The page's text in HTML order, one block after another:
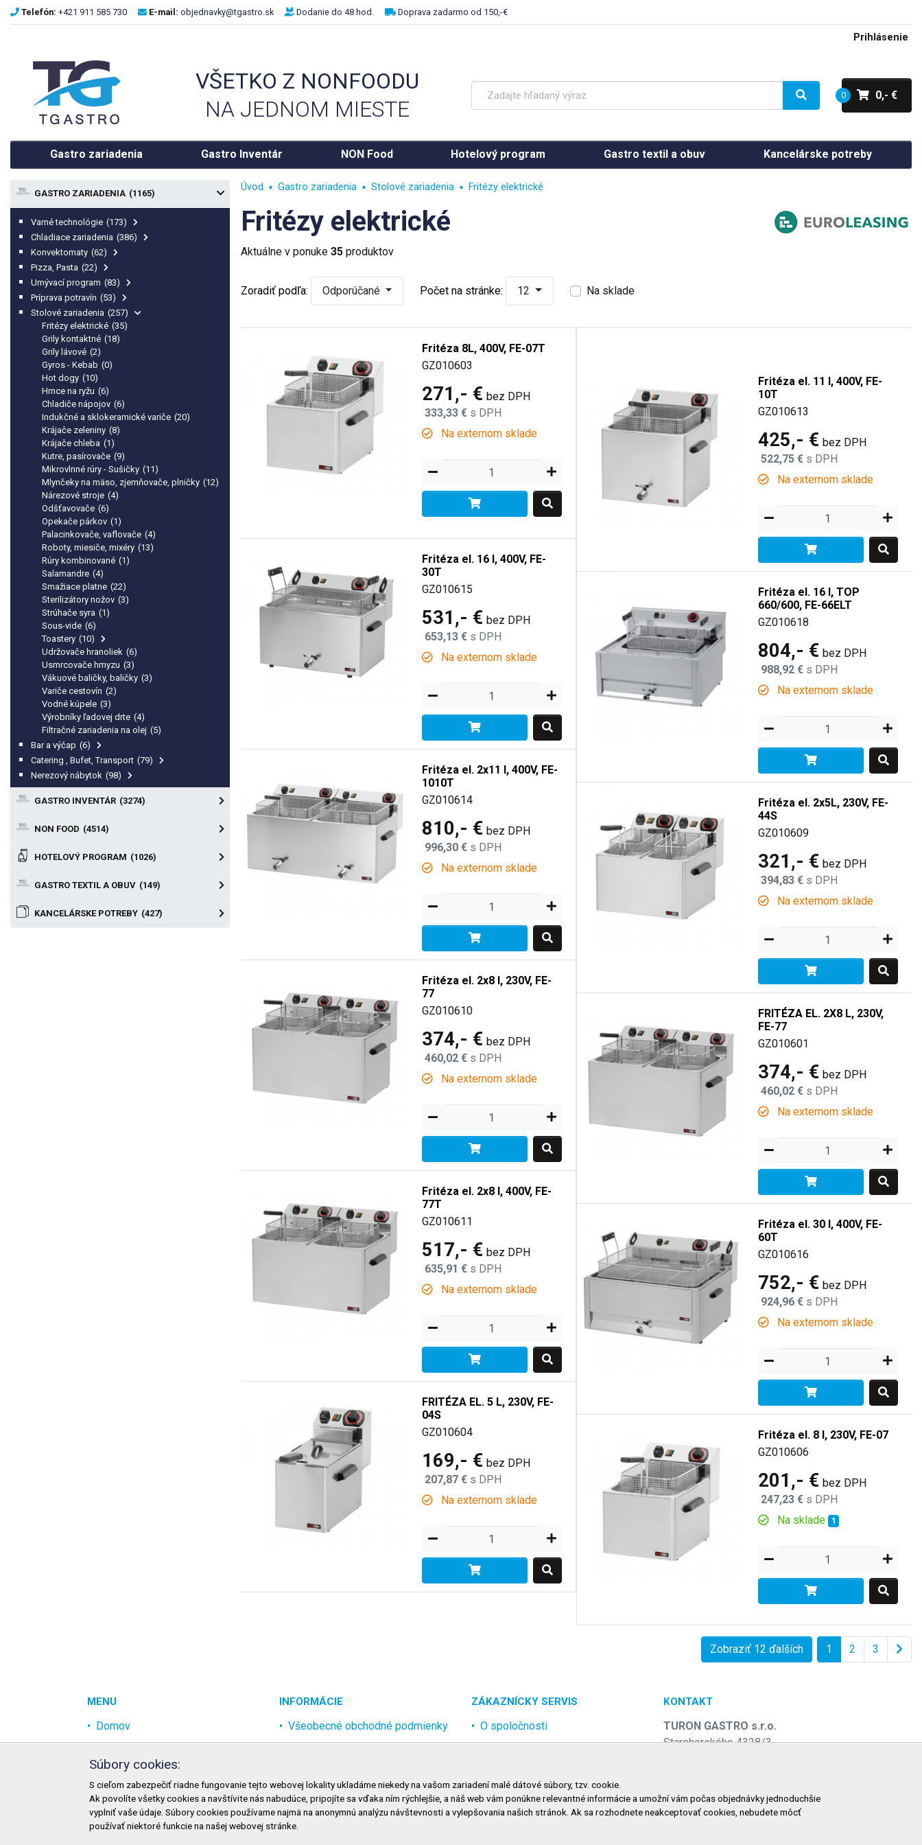
Telefón: +421 911 585 730 E-mail: objednavky@tgastro.sk Dodanie do 48 hod. Doprava zadarmo od 150,-€
Prihlásenie
VŠETKO Z NONFOODU
NA JEDNOM MIESTE
0 0,- €
Gastro zariadenia Gastro Inventár NON Food Hotelový program Gastro textil a obuv Kancelárske potreby
GASTRO ZARIADENIA (1165)
Varné technológie (173)
Chladiace zariadenia (386)
Konvektomaty (62)
Pizza, Pasta (22)
Umývací program (83)
Príprava potravín (53)
Stolové zariadenia (257)
Fritézy elektrické (35)
Grily kontaktné (18)
Grily lávové (2)
Gyros - Kebab (0)
Hot dogy (10)
Hrnce na ryžu (6)
Chladiče nápojov (6)
Indukčné a sklokeramické variče (20)
Krájače zeleniny (8)
Krájače chleba (1)
Kutre, pasírovače (9)
Mikrovlnné rúry - Sušičky (11)
Mlynčeky na mäso, zjemňovače, plničky (12)
Nárezové stroje (4)
Odšťavovače (6)
Opekače párkov (1)
Palacinkovače, vaflovače (4)
Roboty, miesiče, mixéry (13)
Rúry kombinované (1)
Salamandre (4)
Smažiace platne (22)
Sterilizátory nožov (3)
Strúhače syra (1)
Sous-vide (6)
Toastery (10)
Udržovače hranoliek (6)
Usmrcovače hmyzu (3)
Vákuové baličky, baličky (3)
Variče cestovín (2)
Vodné kúpele (3)
Výrobníky ľadovej drte (4)
Filtračné zariadenia na olej (5)
Bar a výčap (6)
Catering , Bufet, Transport (79)
Nerezový nábytok (98)
GASTRO INVENTÁR (3274)
NON FOOD (4514)
HOTELOVÝ PROGRAM (1026)
GASTRO TEXTIL A OBUV (149)
KANCELÁRSKE POTREBY (427)
Úvod Gastro zariadenia Stolové zariadenia Fritézy elektrické
Fritézy elektrické
Aktuálne v ponuke 35produktov
Zoradiť podľa: Odporúčané Počet na stránke: 12 Na sklade
Fritéza 8L, 400V, FE-07T
GZ010603
271,- € bez DPH
333,33 € s DPH
Na externom sklade
Fritéza el. 11 l, 400V, FE-
10T
GZ010613
425,- € bez DPH
522,75 € s DPH
Na externom sklade
Fritéza el. 16 l, 400V, FE-
30T
GZ010615
531,- € bez DPH
653,13 € s DPH
Na externom sklade
Fritéza el. 16 l, TOP
660/600, FE-66ELT
GZ010618
804,- € bez DPH
988,92 € s DPH
Na externom sklade
Fritéza el. 2x11 l, 400V, FE-
1010T
GZ010614
810,- € bez DPH
996,30 € s DPH
Na externom sklade
Fritéza el. 2x5L, 230V, FE-
44S
GZ010609
321,- € bez DPH
394,83 € s DPH
Na externom sklade
Fritéza el. 2x8 l, 230V, FE-
77
GZ010610
374,- € bez DPH
460,02 € s DPH
Na externom sklade
FRITÉZA EL. 2X8 L, 230V,
FE-77
GZ010601
374,- € bez DPH
460,02 € s DPH
Na externom sklade
Fritéza el. 2x8 l, 400V, FE-
77T
GZ010611
517,- € bez DPH
635,91 € s DPH
Na externom sklade
Fritéza el. 30 l, 400V, FE-
60T
GZ010616
752,- € bez DPH
924,96 € s DPH
Na externom sklade
FRITÉZA EL. 5 L, 230V, FE-
04S
GZ010604
169,- € bez DPH
207,87 € s DPH
Na externom sklade
Fritéza el. 8 l, 230V, FE-07
GZ010606
201,- € bez DPH
247,23 € s DPH
Na sklade
1
Zobraziť 12 ďalších 1 2 3
MENU
Domov
Akcia
Najpredávanejšie
Odvetvia
Novinky
INFORMÁCIE
Všeobecné obchodné podmienky
Ochrana osobných údajov
Možnosti dopravy
Možnosti platby
Zmeniť nastavenie cookies
ZÁKAZNÍCKY SERVIS
O spoločnosti
Kontakt
KONTAKT
TURON GASTRO s.r.o.
Starohorského 4328/3
Telefón:+421 911 585 730
Súbory cookies:
S cieľom zabezpečiť riadne fungovanie tejto webovej lokality ukladáme niekedy na vašom zariadení malé dátové súbory, tzv. cookie.
Ak povolíte všetky cookies a navštívite nás nabudúce, pripojíte sa vďaka ním rýchlejšie, a náš web vám ponúkne relevantné informácie a umožní vám počas objednávky jednoduchšie
vyplniť vaše údaje. Súbory cookies používame najmä na anonymnú analýzu návštevnosti a vylepšovania našich stránok. Ak sa rozhodnete neakceptovať cookies, nebudete môcť
používať niektoré funkcie na našej webovej stránke.